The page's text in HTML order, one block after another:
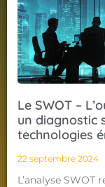
Le SWOT –
un diagnostic
technologies
22 septembre 2024
L’analyse